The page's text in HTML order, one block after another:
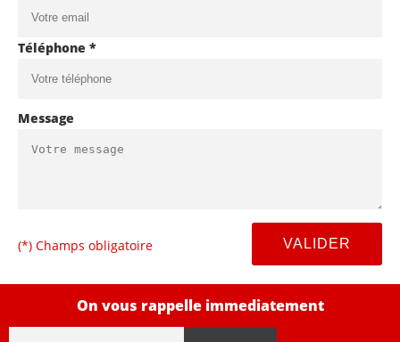
Téléphone *
Message
(*) Champs obligatoire
On vous rappelle immediatement